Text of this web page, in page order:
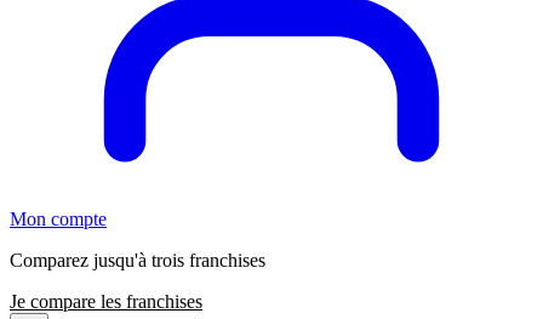
Mon compte
Comparez jusqu'à trois franchises
Je compare les franchises